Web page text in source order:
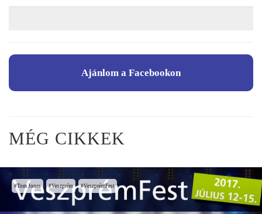
Ajánlom a Facebookon
MÉG CIKKEK
Tom Jones Veszprém VeszprémFest